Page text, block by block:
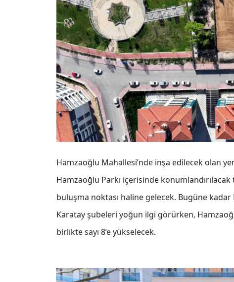
Hamzaoğlu Mahallesi’nde inşa edilecek olan
Hamzaoğlu Parkı içerisinde
buluşma noktası haline gelecek. Bugüne kadar
Karatay şubeleri yoğun ilgi görürken,
birlikte sayı 8’e yükselecek.